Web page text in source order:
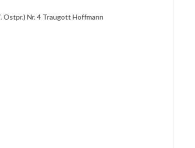
Ostpr.) Nr. 4 Traugott Hoffmann